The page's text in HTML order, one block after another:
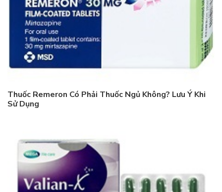
Thuốc Remeron Có Phải Thuốc Ngủ Không? Lưu Ý Khi
Sử Dụng